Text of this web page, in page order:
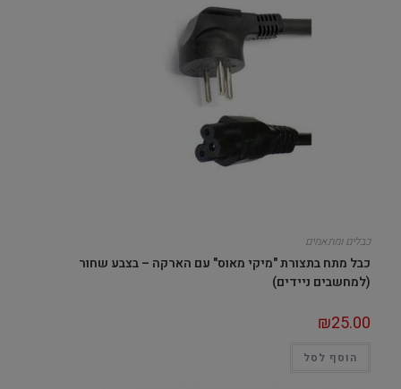
כבלים ומתאמים
כבל מתח בתצורת "מיקי מאוס" עם הארקה – בצבע שחור
(למחשבים ניידים)
₪25.00
הוסף לסל